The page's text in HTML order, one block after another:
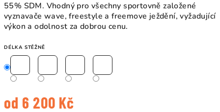
55% SDM. Vhodný pro všechny sportovně založené
vyznavače wave, freestyle a freemove ježdění, vyžadující
výkon a odolnost za dobrou cenu.
DÉLKA STĚŽNĚ
od 6 200 Kč